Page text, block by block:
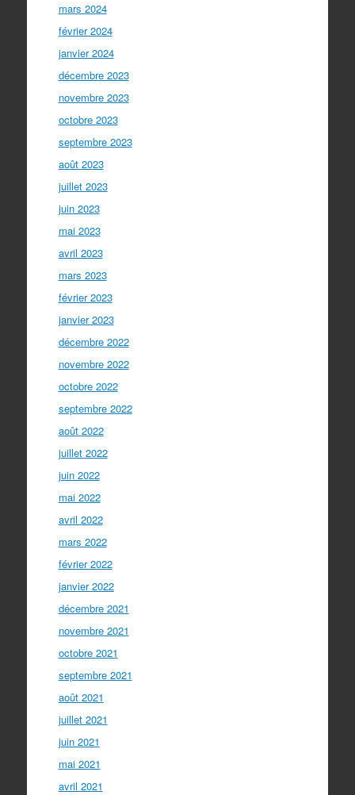
mars 2024
février 2024
janvier 2024
décembre 2023
novembre 2023
octobre 2023
septembre 2023
août 2023
juillet 2023
juin 2023
mai 2023
avril 2023
mars 2023
février 2023
janvier 2023
décembre 2022
novembre 2022
octobre 2022
septembre 2022
août 2022
juillet 2022
juin 2022
mai 2022
avril 2022
mars 2022
février 2022
janvier 2022
décembre 2021
novembre 2021
octobre 2021
septembre 2021
août 2021
juillet 2021
juin 2021
mai 2021
avril 2021